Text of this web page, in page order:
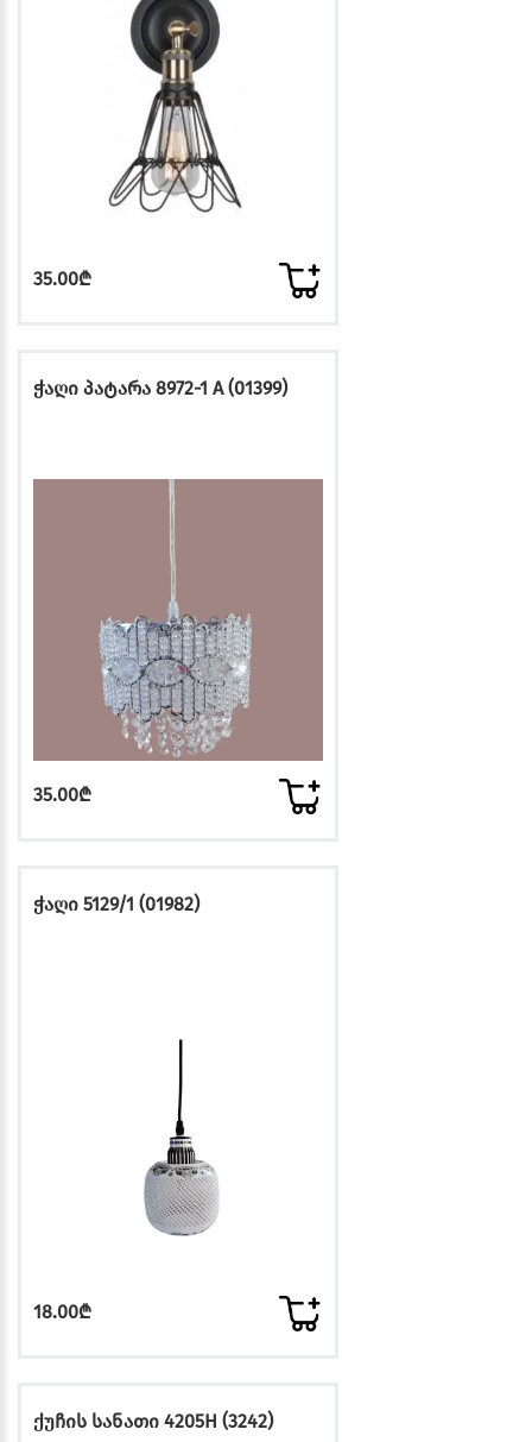
35.00₾
ჭაღი პატარა 8972-1 A (01399)
35.00₾
ჭაღი 5129/1 (01982)
18.00₾
ქუჩის სანათი 4205H (3242)